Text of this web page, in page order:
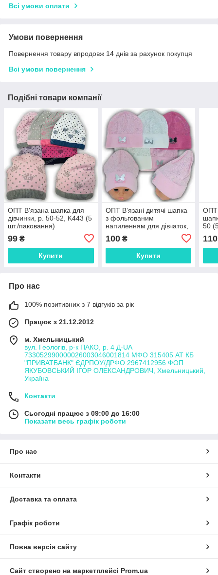
Всі умови оплати
Умови повернення
Повернення товару впродовж 14 днів за рахунок покупця
Всі умови повернення
Подібні товари компанії
ОПТ В'язана шапка для
дівчинки, р. 50-52, K443 (5
шт./паковання)
99 ₴
Купити
ОПТ В'язані дитячі шапка
з фольгованим
напиленням для дівчаток,
100₴
Купити
ОПТ
50
110
Про нас
100% позитивних з 7 відгуків за рік
Працює з 21.12.2012
м. Хмельницький
вул. Геологів, р-к ПАКО, р. 4 Д-UA
733052990000026003046001814 МФО 315405 АТ КБ
"ПРИВАТБАНК" ЄДРПОУ/ДРФО 2967412956 ФОП
ЯКУБОВСЬКИЙ ІГОР ОЛЕКСАНДРОВИЧ, Хмельницький,
Україна
Контакти
Сьогодні працює з 09:00 до 16:00
Показати весь графік роботи
Про нас
Контакти
Доставка та оплата
Графік роботи
Повна версія сайту
Сайт створено на маркетплейсі Prom.ua